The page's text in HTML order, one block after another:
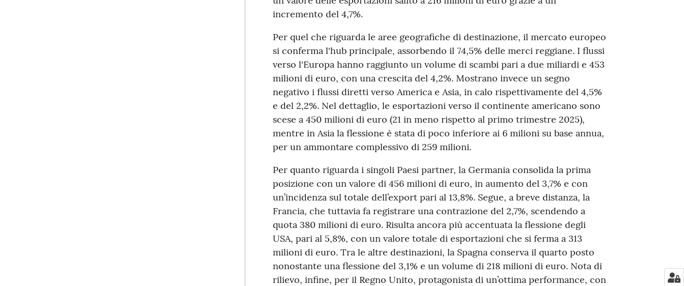
incremento del 4,7%.
Per quel che riguarda le aree geografiche di destinazione, il mercato europeo
si conferma l'hub principale, assorbendo il 74,5% delle merci reggiane. I flussi
verso l'Europa hanno raggiunto un volume di scambi pari a due miliardi e 453
milioni di euro, con una crescita del 4,2%. Mostrano invece un segno
negativo i flussi diretti verso America e Asia, in calo rispettivamente del 4,5%
e del 2,2%. Nel dettaglio, le esportazioni verso il continente americano sono
scese a 450 milioni di euro (21 in meno rispetto al primo trimestre 2025),
mentre in Asia la flessione è stata di poco inferiore ai 6 milioni su base annua,
per un ammontare complessivo di 259 milioni.
Per quanto riguarda i singoli Paesi partner, la Germania consolida la prima
posizione con un valore di 456 milioni di euro, in aumento del 3,7% e con
un’incidenza sul totale dell’export pari al 13,8%. Segue, a breve distanza, la
Francia, che tuttavia fa registrare una contrazione del 2,7%, scendendo a
quota 380 milioni di euro. Risulta ancora più accentuata la flessione degli
USA, pari al 5,8%, con un valore totale di esportazioni che si ferma a 313
milioni di euro. Tra le altre destinazioni, la Spagna conserva il quarto posto
nonostante una flessione del 3,1% e un volume di 218 milioni di euro. Nota di
rilievo, infine, per il Regno Unito, protagonista di un’ottima performance, con